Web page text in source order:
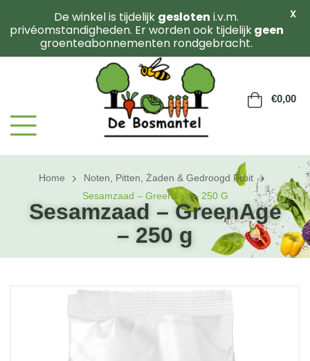
€0,00
Home
Noten, Pitten, Żaden & Gedroogd Fruit
Sesamzaad – GreenAge – 250 G
Sesamzaad – GreenAge
– 250 g
De winkel is tijdelijk gesloten i.v.m.
privéomstandigheden. Er worden ook tijdelijkgeen
groenteabonnementen rondgebracht.
X